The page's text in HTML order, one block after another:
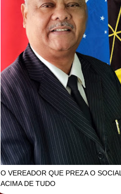
O VEREADOR QUE PREZA O SOCIAL
ACIMA DE TUDO